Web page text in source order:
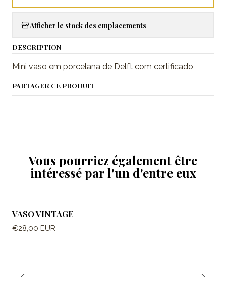
Afficher le stock des emplacements
DESCRIPTION
Mini vaso em porcelana de Delft com certificado
PARTAGER CE PRODUIT
Vous pourriez également être
intéressé par l'un d'entre eux
VASO VINTAGE
€28,00 EUR